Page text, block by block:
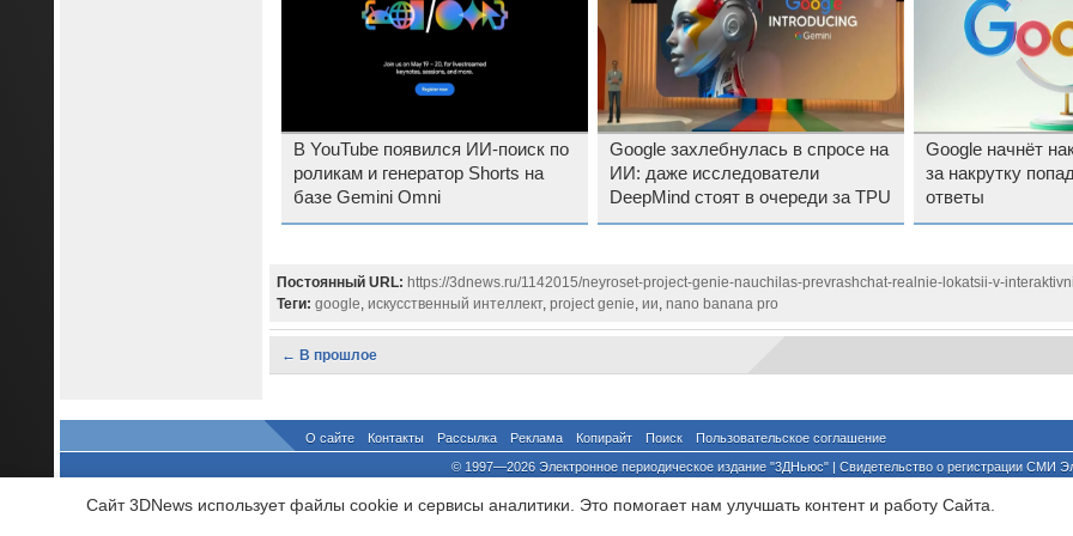
В YouTube появился ИИ-поиск по
роликам и генератор Shorts на
базе Gemini Omni
Google захлебнулась в спросе на
ИИ: даже исследователи
DeepMind стоят в очереди за TPU
Google начнёт
за накрутку
ответы
Постоянный URL: https://3dnews.ru/1142015/neyroset-project-genie-nauchilas-prevrashchat-realnie-lokatsii-v-
Теги: google, искусственный интеллект, project genie, ии, nano banana pro
← В прошлое
О сайте Контакты Рассылка Реклама Копирайт Поиск Пользовательское соглашение
© 1997—2026 Электронное периодическое издание "3ДНьюс" | Свидетельство о регистрации СМИ
При цитировании документа ссылка на сайт с указанием автора обязательна. Полное заимствование
Сайт 3DNews использует файлы cookie и сервисы аналитики. Это помогает нам улучшать контент и работу Cайта.